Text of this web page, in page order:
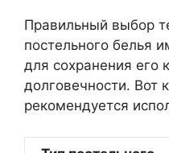
Правильный выбор
постельного белья
для сохранения его
долговечности. Вот
рекомендуется